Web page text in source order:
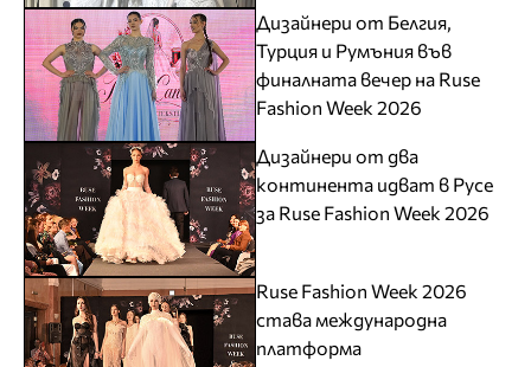
Дизайнери от Белгия,
Турция и Румъния във
финалната вечер на Ruse
Fashion Week 2026
Дизайнери от два
континента идват в Русе
за Ruse Fashion Week 2026
Ruse Fashion Week 2026
става международна
платформа